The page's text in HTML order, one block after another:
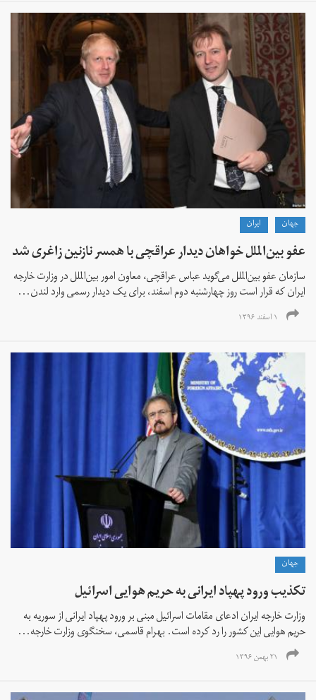
جهان ايران
عفو بین‌الملل خواهان دیدار عراقچی با همسر نازنین زاغری شد
سازمان عفو بین‌الملل می‌گوید عباس عراقچی، معاون امور بین‌الملل در وزارت خارجه
ایران که قرار است روز چهارشنبه دوم اسفند، برای یک دیدار رسمی وارد لندن...
۱ اسفند ۱۳۹۶
جهان
تکذیب ورود پهپاد ایرانی به حریم هوایی اسرائیل
وزارت خارجه ایران ادعای مقامات اسرائیل مبنی بر ورود پهپاد ایرانی از سوریه به
حریم هوایی این کشور را رد کرده است. بهرام قاسمی، سخنگوی وزارت خارجه...
۲۱ بهمن ۱۳۹۶